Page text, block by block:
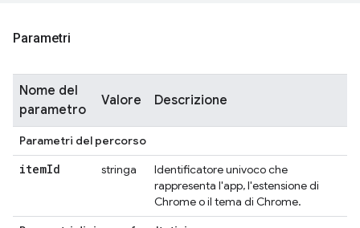
Parametri
Nome del
parametro
Valore Descrizione
Parametri del percorso
itemId stringa
Identificatore univoco che
rappresenta l'app, l'estensione di
Chrome o il tema di Chrome.